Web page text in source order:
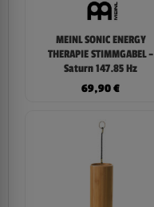
MEINL SONIC ENERGY
THERAPIE STIMMGABEL –
Saturn 147.85 Hz
69,90€